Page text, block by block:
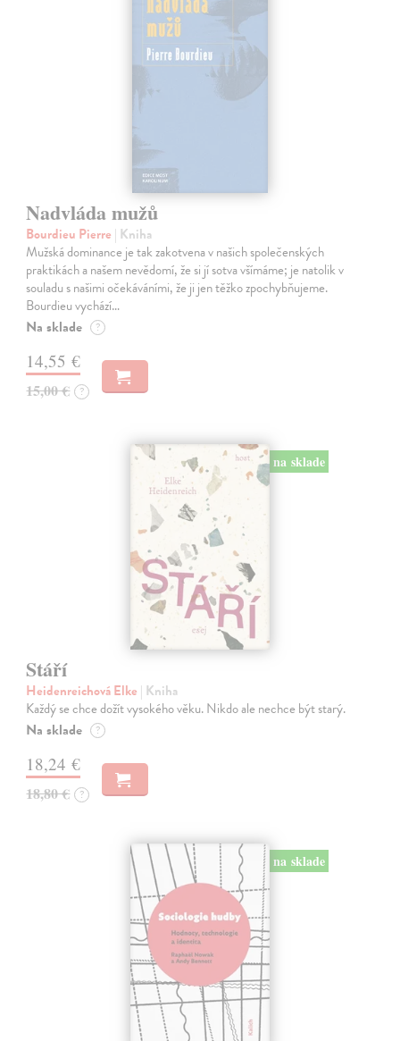
Nadvláda mužů
Bourdieu Pierre | Kniha
Mužská dominance je tak zakotvena v našich společenských
praktikách a našem nevědomí, že si jí sotva všímáme; je natolik v
souladu s našimi očekáváními, že ji jen těžko zpochybňujeme.
Bourdieu vychází…
Na sklade ?
14,55 €
15,00 € ?
na sklade
Stáří
Heidenreichová Elke | Kniha
Každý se chce dožít vysokého věku. Nikdo ale nechce být starý.
Na sklade ?
18,24 €
18,80 € ?
na sklade